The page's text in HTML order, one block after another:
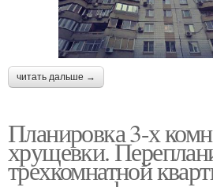
читать дальше →
Планировка 3-х
хрущевки.
трехкомнатной